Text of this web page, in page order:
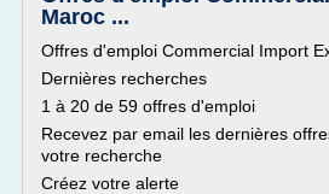
Maroc ...
Offres d'emploi Commercial Import
Dernières recherches
1 à 20 de 59 offres d'emploi
Recevez par email les dernières
votre recherche
Créez votre alerte